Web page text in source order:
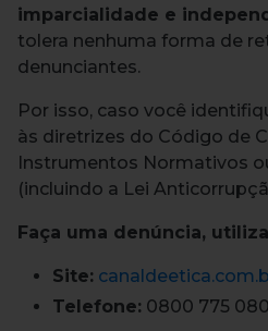
imparcialidade e
tolera nenhuma forma de
denunciantes.
Por isso, caso você
às diretrizes do Código de
Instrumentos Normativos
(incluindo a Lei
Faça uma denúncia,
Site:
Telefone: 0800 775